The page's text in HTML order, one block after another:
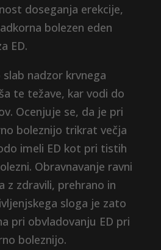
doseganja erekcije,
bolezen eden
ED.
nadzor krvnega
te težave, kar vodi do
Ocenjuje se, da je pri
boleznijo trikrat večja
imeli ED kot pri tistih
Obravnavanje ravni
z zdravili, prehrano in
sloga je zato
pri obvladovanju ED pri
boleznijo.